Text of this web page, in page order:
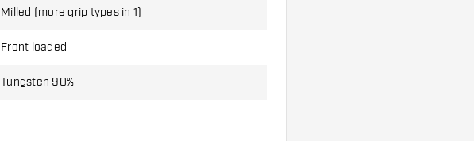
Milled (more grip types in 1)
Front loaded
Tungsten 90%